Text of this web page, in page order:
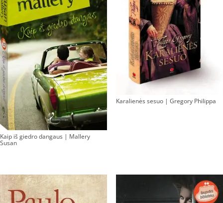
Kaip iš giedro dangaus | Mallery
Susan
Karalienės sesuo | Gregory Philippa